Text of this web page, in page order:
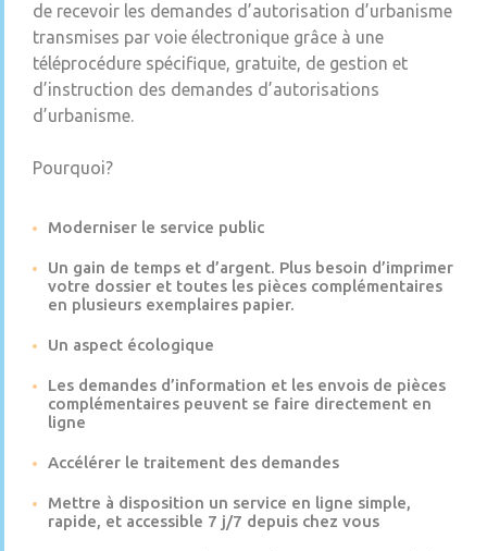
de recevoir les demandes d’autorisation d’urbanisme
transmises par voie électronique grâce à une
téléprocédure spécifique, gratuite, de gestion et
d’instruction des demandes d’autorisations
d’urbanisme.
Pourquoi?
Moderniser le service public
Un gain de temps et d’argent. Plus besoin d’imprimer
votre dossier et toutes les pièces complémentaires
en plusieurs exemplaires papier.
Un aspect écologique
Les demandes d’information et les envois de pièces
complémentaires peuvent se faire directement en
ligne
Accélérer le traitement des demandes
Mettre à disposition un service en ligne simple,
rapide, et accessible 7 j/7 depuis chez vous